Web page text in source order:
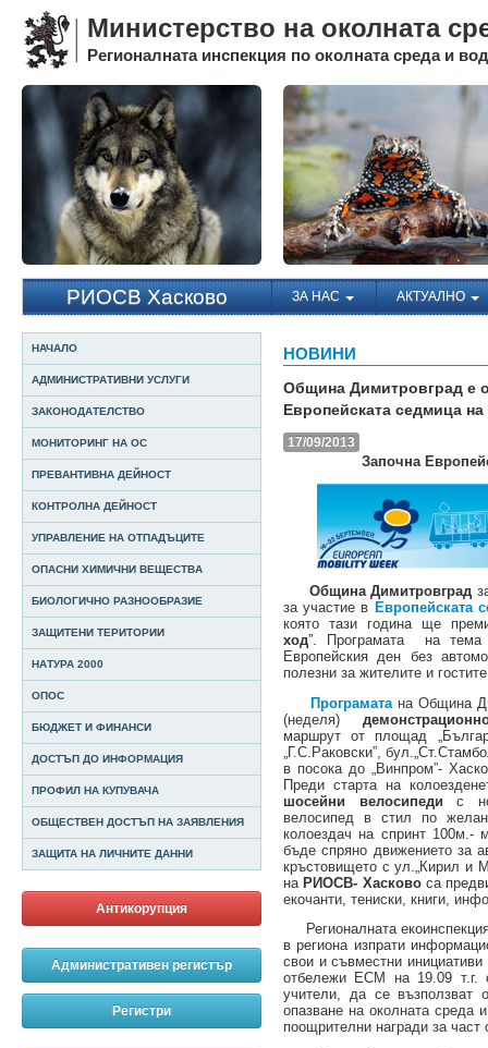
Министерство на околната
Регионалната инспекция по околната среда и
РИОСВ Хасково ЗА НАС АКТУАЛНО
НАЧАЛО
АДМИНИСТРАТИВНИ УСЛУГИ
ЗАКОНОДАТЕЛСТВО
МОНИТОРИНГ НА ОС
ПРЕВАНТИВНА ДЕЙНОСТ
КОНТРОЛНА ДЕЙНОСТ
УПРАВЛЕНИЕ НА ОТПАДЪЦИТЕ
ОПАСНИ ХИМИЧНИ ВЕЩЕСТВА
БИОЛОГИЧНО РАЗНООБРАЗИЕ
ЗАЩИТЕНИ ТЕРИТОРИИ
НАТУРА 2000
ОПОС
БЮДЖЕТ И ФИНАНСИ
ДОСТЪП ДО ИНФОРМАЦИЯ
ПРОФИЛ НА КУПУВАЧА
ОБЩЕСТВЕН ДОСТЪП НА ЗАЯВЛЕНИЯ
ЗАЩИТА НА ЛИЧНИТЕ ДАННИ
Антикорупция
Административен регистър
Регистри
НОВИНИ
Община Димитровград е
Европейската седмица
17/09/2013
Започна
Община Димитровград
за участие в Европейската
която тази година ще
ход”. Програмата на тема
Европейския ден без
полезни за жителите и
Програмата на Община
(неделя)
маршрут от площад
„Г.С.Раковски”,
в посока до „Винпром”-
Преди старта на
шосейни велосипедис
велосипед в стил по
колоездач на спринт 100м.-
бъде спряно движението за
кръстовището с ул.„Кирил и
наРИОСВ- Хасково са
екочанти, тениски, книги,
Регионалната
в региона изпрати
свои и съвместни
отбележи ЕСМ на 19.09 т.г.
учители, да се възползват
опазване на околната среда
поощрителни награди за